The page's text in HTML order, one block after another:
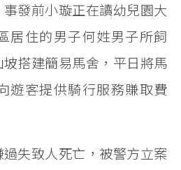
發前小璇正在讀幼兒園大
居住的男子何姓男子所飼
搭建簡易馬舍，平日將馬
遊客提供騎行服務賺取費
失致人死亡，被警方立案